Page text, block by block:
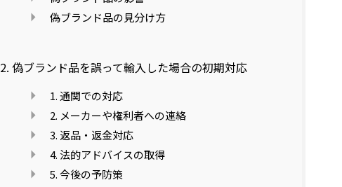
偽ブランド品の見分け方
2. 偽ブランド品を誤って輸入した場合の初期対応
1. 通関での対応
2. メーカーや権利者への連絡
3. 返品・返金対応
4. 法的アドバイスの取得
5. 今後の予防策